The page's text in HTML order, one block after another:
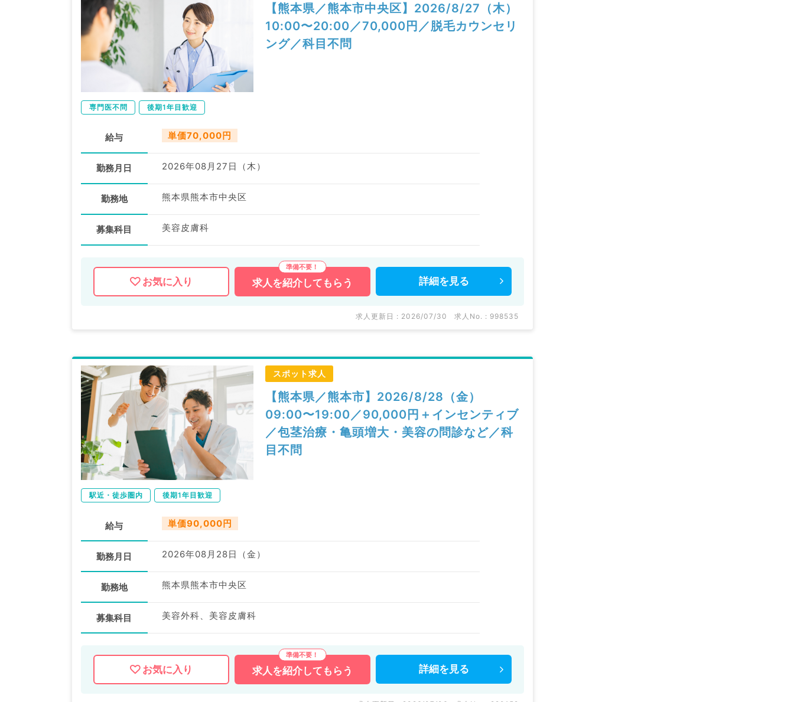
【熊本県／熊本市中央区】2026/8/27（木）
10:00〜20:00／70,000円／脱毛カウンセリ
ング／科目不問
専門医不問 後期1年目歓迎
給与 単価70,000円
勤務月日 2026年08月27日（木）
勤務地 熊本県熊本市中央区
募集科目 美容皮膚科
お気に入り 求人を紹介してもらう 詳細を 見る
求人更新日 : 2026/07/30 求人No. : 998535
スポット求人
【熊本県／熊本市】2026/8/28（金）
09:00〜19:00／90,000円＋インセンティブ
／包茎治療・亀頭増大・美容の問診など／科
目不問
駅近・徒歩圏内 後期1年目歓迎
給与 単価90,000円
勤務月日 2026年08月28日（金）
勤務地 熊本県熊本市中央区
募集科目 美容外科、美容皮膚科
お気に入り 求人を紹介してもらう 詳細を 見る